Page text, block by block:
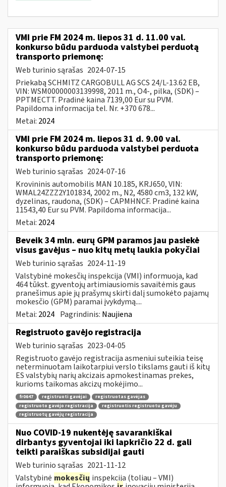
VMI prie FM 2024 m. liepos 31 d. 11.00 val.
konkurso būdu parduoda valstybei perduotą
transporto priemonę:
Web turinio sąrašas 2024-07-15
Priekabą SCHMITZ CARGOBULL AG SCS 24/L-13.62 EB,
VIN: WSM00000003139998, 2011 m., O4-, pilka, (SDK) –
PPTMECTT. Pradinė kaina 7139,00 Eur su PVM.
Papildoma informacija tel. Nr. +370 678...
Metai: 2024
VMI prie FM 2024 m. liepos 31 d. 9.00 val.
konkurso būdu parduoda valstybei perduota
transporto priemonę:
Web turinio sąrašas 2024-07-16
Krovininis automobilis MAN 10.185, KRJ650, VIN:
WMAL24ZZZ2Y101834, 2002 m., N2, 4580 cm3, 132 kW,
dyzelinas, raudona, (SDK) – CAPMHNCF. Pradinė kaina
11543,40 Eur su PVM. Papildoma informacija...
Metai: 2024
Beveik 34 mln. eurų GPM paramos jau pasiekė
visus gavėjus – nuo kitų metų laukia pokyčiai
Web turinio sąrašas 2024-11-19
Valstybinė mokesčių inspekcija (VMI) informuoja, kad
464 tūkst. gyventojų artimiausiomis savaitėmis gaus
pranešimus apie jų prašymų skirti dalį sumokėto pajamų
mokesčio (GPM) paramai įvykdymą....
Metai: 2024 Pagrindinis: Naujiena
Registruoto gavėjo registracija
Web turinio sąrašas 2023-04-05
Registruoto gavėjo registracija asmeniui suteikia teisę
neterminuotam laikotarpiui verslo tikslams gauti iš kitų
ES valstybių narių akcizais apmokestinamas prekes,
kurioms taikomas akcizų mokėjimo...
fr0647 registruoti gavėjai
registruotas gavėjas
registruoto gavėjo registracija
registruotis registruotu gavėju
registruotų gavėjų registracija
Nuo COVID-19 nukentėję savarankiškai
dirbantys gyventojai iki lapkričio 22 d. gali
teikti paraiškas subsidijai gauti
Web turinio sąrašas 2021-11-12
Valstybinė mokesčių inspekcija (toliau – VMI)